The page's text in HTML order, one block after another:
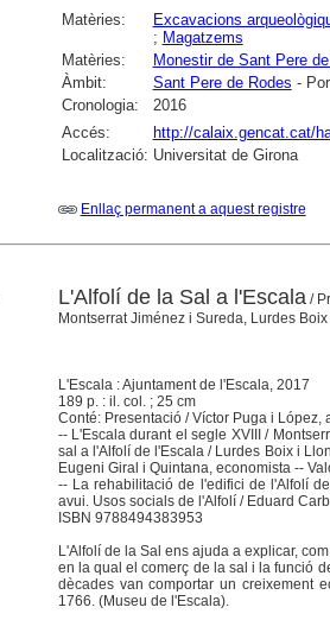
Matèries: Excavacions
; Magatzems
Matèries:
Monestir de Sant Pere
Àmbit:
Sant Pere de Rodes -
Cronologia:
2016
Accés:
http://calaix.gencat.cat/
Localització: Universitat de Girona
Enllaç permanent a aquest registre
L'Alfolí de la Sal a l'Escala /
Montserrat Jiménez i Sureda, Lurdes
L'Escala : Ajuntament de l'Escala, 2017
189 p. : il. col. ; 25 cm
Conté: Presentació / Víctor Puga i
-- L'Escala durant el segle XVIII /
sal a l'Alfolí de l'Escala / Lurdes Boix i
Eugeni Giral i Quintana, economista --
-- La rehabilitació de l'edifici de l'Alfolí
avui. Usos socials de l'Alfolí / Eduard
ISBN 9788494383953
L'Alfolí de la Sal ens ajuda a explicar,
en la qual el comerç de la sal i la funció
dècades van comportar un creixement
1766. (Museu de l'Escala).